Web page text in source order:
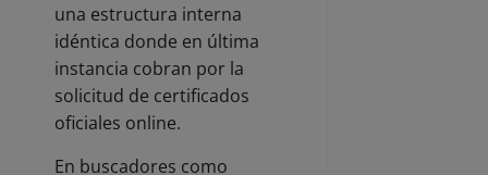
una estructura interna
idéntica donde en última
instancia cobran por la
solicitud de certificados
oficiales online.
En buscadores como